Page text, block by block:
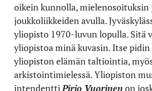
oikein kunnolla, mielenosoituksin
joukkoliikkeiden avulla.
yliopisto 1970-luvun lopulla. Sitä
yliopistoa minä kuvasin. Itse pidin
yliopiston elämän taltiointia,
arkistointimielessä. Yliopiston
intendentti Pirjo Vuorinen on